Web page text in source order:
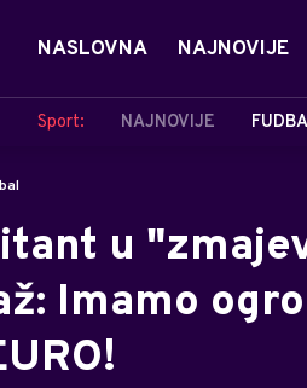
NASLOVNA NAJNOVIJE
Sport: NAJNOVIJE
u
Imamo